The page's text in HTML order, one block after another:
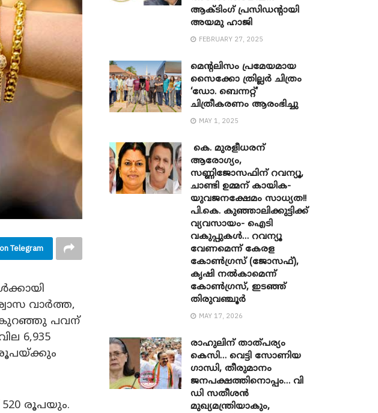
Telegram
വാർത്ത,
കുറഞ്ഞു പവന്
6,935
രൂപയ്ക്കും
രൂപയും.
ആക്ടിംഗ് പ്രസിഡന്റായി
അയമു ഹാജി
FEBRUARY 27, 2025
മെന്‍റലിസം പ്രമേയമായ
സൈക്കോ ത്രില്ലർ ചിത്രം
‘ഡോ. ബെന്നറ്റ്’
ചിത്രീകരണം ആരംഭിച്ചു
MAY 1, 2025
കെ. മുരളീധരന്
ആരോഗ്യം,
സണ്ണിജോസഫിന് റവന്യൂ,
ചാണ്ടി ഉമ്മന് കായിക-
യുവജനക്ഷേമം സാധ്യത!!
പി.കെ. കുഞ്ഞാലിക്കുട്ടിക്ക്
വ്യവസായം- ഐടി
വകുപ്പുകൾ… റവന്യൂ
വേണമെന്ന് കേരള
കോൺഗ്രസ് (ജോസഫ്),
കൃഷി നൽകാമെന്ന്
കോൺഗ്രസ്, ഇടഞ്ഞ്
തിരുവഞ്ചൂർ
MAY 17, 2026
രാഹുലിന് താത്പര്യം
കെസി… വെട്ടി സോണിയ ​
ഗാന്ധി, തീരുമാനം
ജനപക്ഷത്തിനൊപ്പം… വി
ഡി സതീശൻ
മുഖ്യമന്ത്രിയാകും,